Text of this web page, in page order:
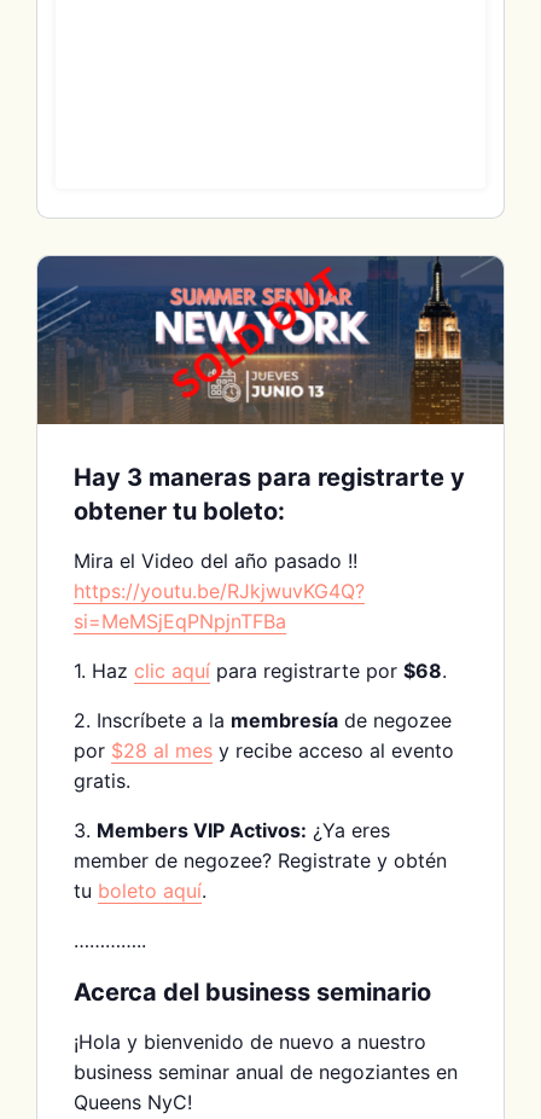
Hay 3 maneras para registrarte y
obtener tu boleto:
Mira el Video del año pasado !!
https://youtu.be/RJkjwuvKG4Q?
si=MeMSjEqPNpjnTFBa
1. Haz clic aquí para registrarte por $68.
2. Inscríbete a la membresía de negozee
por $28 al mes y recibe acceso al evento
gratis.
3. Members VIP Activos: ¿Ya eres
member de negozee? Registrate y obtén
tu boleto aquí.
…………..
Acerca del business seminario
¡Hola y bienvenido de nuevo a nuestro
business seminar anual de negoziantes en
Queens NyC!